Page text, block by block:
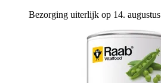
Bezorging uiterlijk op 14. augustus